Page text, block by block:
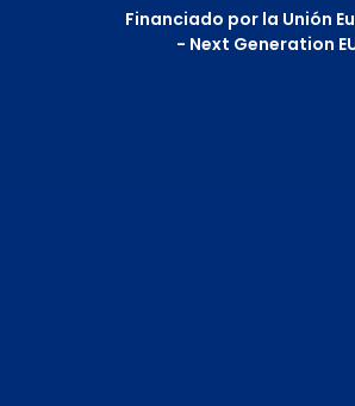
Financiado por la Unión
- Next Generation